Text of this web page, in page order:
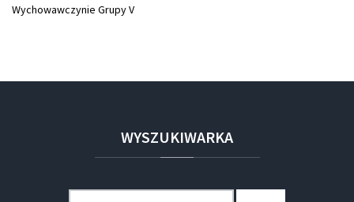
Wychowawczynie Grupy V
WYSZUKIWARKA